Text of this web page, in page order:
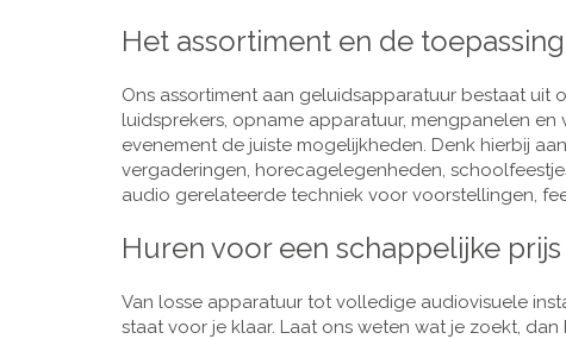
Het assortiment en de
Ons assortiment aan geluidsapparatuur bestaat uit
luidsprekers, opname apparatuur, mengpanelen
evenement de juiste mogelijkheden. Denk hierbij
vergaderingen, horecagelegenheden,
audio gerelateerde techniek voor voorstellingen,
Huren voor een schappelijke prijs
Van losse apparatuur tot volledige audiovisuele
staat voor je klaar. Laat ons weten wat je zoekt,